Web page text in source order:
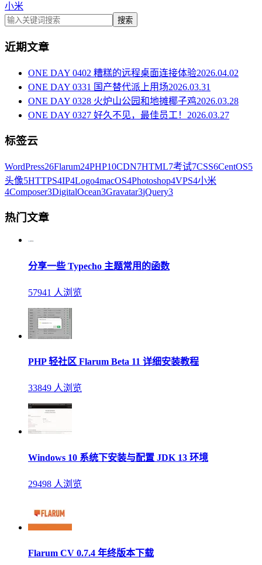
小米
搜索
近期文章
ONE DAY 0402 糟糕的远程桌面连接体验2026.04.02
ONE DAY 0331 国产替代派上用场2026.03.31
ONE DAY 0328 火炉山公园和地摊椰子鸡2026.03.28
ONE DAY 0327 好久不见，最佳员工！ 2026.03.27
标签云
WordPress26Flarum24PHP10CDN7HTML7考试7CSS6CentOS5
头像5HTTPS4IP4Logo4macOS4Photoshop4VPS4小米
4Composer3DigitalOcean3Gravatar3jQuery3
热门文章
分享一些 Typecho 主题常用的函数
57941 人浏览
PHP 轻社区 Flarum Beta 11 详细安装教程
33849 人浏览
Windows 10 系统下安装与配置 JDK 13 环境
29498 人浏览
Flarum CV 0.7.4 年终版本下载